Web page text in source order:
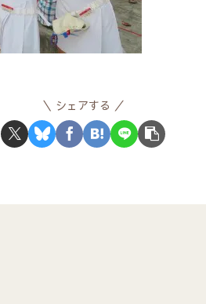
シェアする